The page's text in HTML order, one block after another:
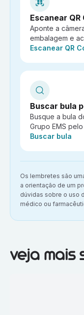
Escanear QR
Aponte a
embalagem e
Ação:
Escanear QR
Buscar bula
Busque a bula
Grupo EMS
Ação:
Buscar bula
Aviso importante:
Os lembretes são
a orientação de um
dúvidas sobre o uso
médico ou
Veja mais sobre:
veja mais